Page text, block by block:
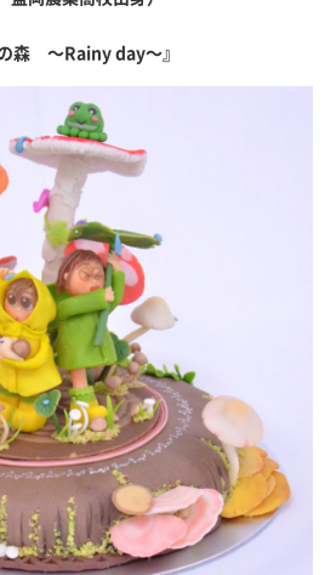
の森 ～Rainy day～』